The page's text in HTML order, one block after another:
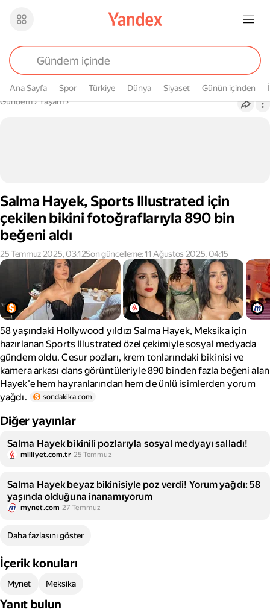
Ana Sayfa Spor Türkiye Dünya Siyaset Günün içinden
Buradasın
Gündem› Yaşam›
Salma Hayek, Sports Illustrated için
çekilen bikini fotoğraflarıyla 890 bin
beğeni aldı
25 Temmuz 2025, 03:12Son güncelleme: 11 Ağustos 2025, 04:15
58 yaşındaki Hollywood yıldızı Salma Hayek, Meksika için
hazırlanan Sports Illustrated özel çekimiyle sosyal medyada
gündem oldu. Cesur pozları, krem tonlarındaki bikinisi ve
kamera arkası dans görüntüleriyle 890 binden fazla beğeni alan
Hayek'e hem hayranlarından hem de ünlü isimlerden yorum
yağdı.
sondakika.com
Diğer yayınlar
Salma Hayek bikinili pozlarıyla sosyal medyayı salladı!
milliyet.com.tr 25 Temmuz
Salma Hayek beyaz bikinisiyle poz verdi! Yorum yağdı: 58
yaşında olduğuna inanamıyorum
mynet.com 27 Temmuz
Daha fazlasını göster
İçerik konuları
Mynet Meksika
Yanıt bulun